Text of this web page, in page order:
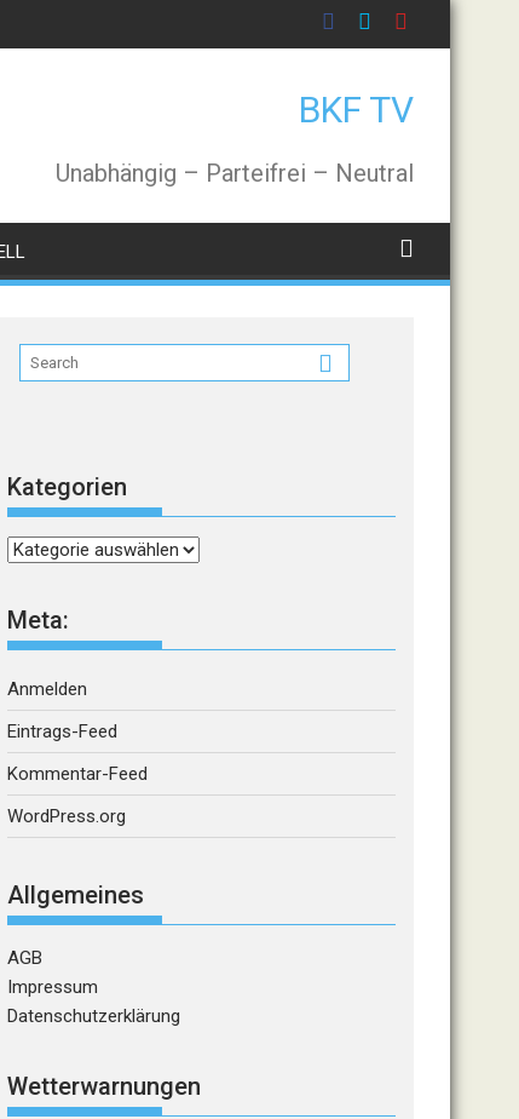
BKF TV
Unabhängig – Parteifrei – Neutral
Kategorien
Kategorien
Meta:
Anmelden
Eintrags-Feed
Kommentar-Feed
WordPress.org
Allgemeines
AGB
Impressum
Datenschutzerklärung
Wetterwarnungen